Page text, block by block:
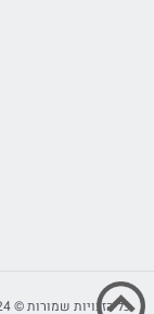
כל הזכויות שמורות © 2024 בוסט מדיה \ כל המחירים באתר זה אינם כוללים מע"מ